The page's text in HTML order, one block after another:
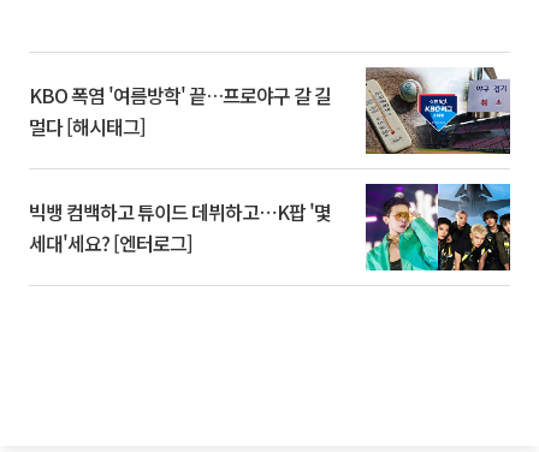
KBO 폭염 '여름방학' 끝…프로야구 갈 길
멀다 [해시태그]
빅뱅 컴백하고 튜이드 데뷔하고⋯K팝 '몇
세대'세요? [엔터로그]